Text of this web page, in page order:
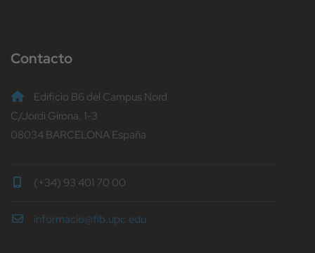
Contacto
Edificio B6 del Campus Nord
C/Jordi Girona, 1-3
08034 BARCELONA España
(+34) 93 401 70 00
informacio@fib.upc.edu